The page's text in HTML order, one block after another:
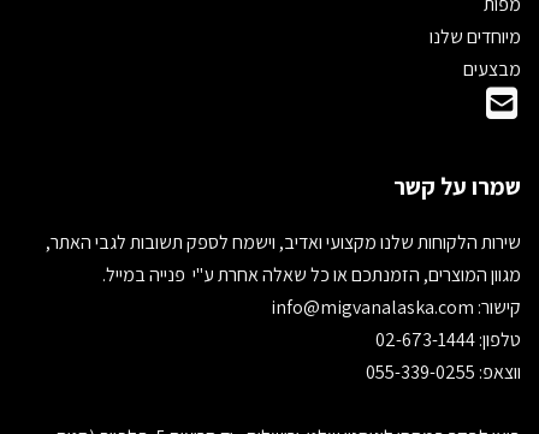
מיוחדים שלנו
מבצעים
שמרו על קשר
שירות הלקוחות שלנו מקצועי ואדיב, וישמח לספק תשובות לגבי האתר,
מגוון המוצרים, הזמנתכם או כל שאלה אחרת ע"י פנייה במייל.
קישור:
טלפון: 02-673-1444
ווצאפ: 055-339-0255